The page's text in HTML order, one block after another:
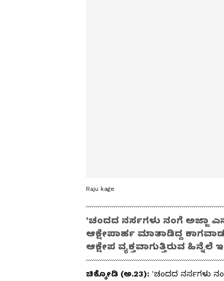
Raju kage
'ಚಂದದ ನರ್ಸಗಳು ನಂಗೆ ಅಜ್ಜಾ
ಆಕ್ಷೇಪಾರ್ಹ ಮಾತಾಡಿದ್ದ
ಆಕ್ಷೇಪ ವ್ಯಕ್ತವಾಗುತ್ತಿರುವ ಹಿನ್ನೆಲೆ
ಚಿಕ್ಕೋಡಿ (ಅ.23): 'ಚಂದದ ನರ್ಸಗಳು